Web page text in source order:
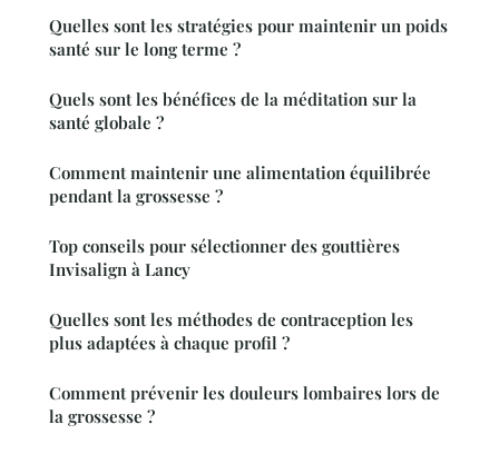
Quelles sont les stratégies pour maintenir un poids
santé sur le long terme ?
Quels sont les bénéfices de la méditation sur la
santé globale ?
Comment maintenir une alimentation équilibrée
pendant la grossesse ?
Top conseils pour sélectionner des gouttières
Invisalign à Lancy
Quelles sont les méthodes de contraception les
plus adaptées à chaque profil ?
Comment prévenir les douleurs lombaires lors de
la grossesse ?